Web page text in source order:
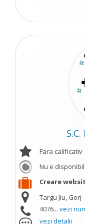
Fara calificativ
Nu e
Creare
Targu Jiu, Gorj
4076... vezi
vezi detalii